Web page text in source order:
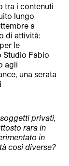
tra i contenuti
lungo
a
di attività:
le
Studio Fabio
agli
una serata
privati,
rara in
in
così diverse?